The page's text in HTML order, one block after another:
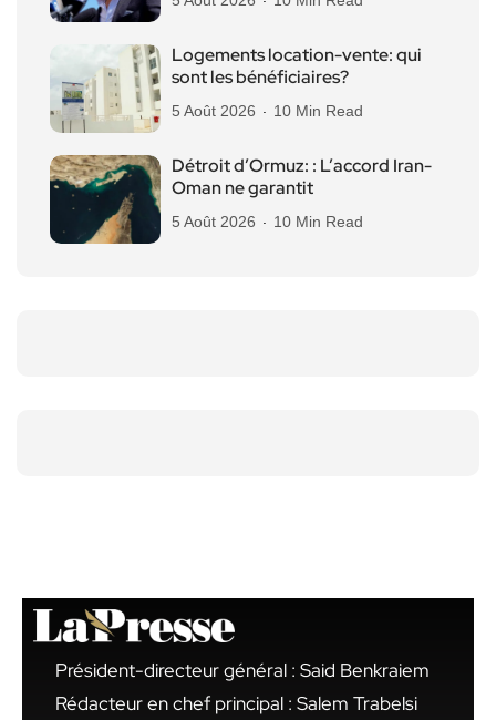
Logements location-vente: qui
sont les bénéficiaires?
5 Août 2026 10 Min Read
Détroit d’Ormuz: : L’accord Iran-
Oman ne garantit
5 Août 2026 10 Min Read
Président-directeur général : Said Benkraiem
Rédacteur en chef principal : Salem Trabelsi